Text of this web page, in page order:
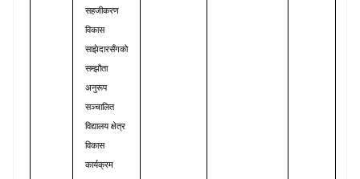
सहजीकरण
विकास
साझेदारसँगको
सम्झौता
अनुरूप
सञ्चालित
विद्यालय क्षेत्र
विकास
कार्यक्रम